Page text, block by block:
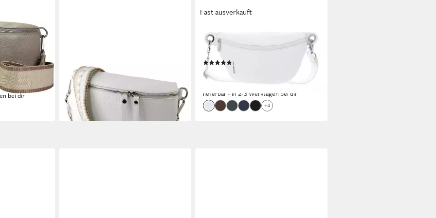
taupe,
bei dir
Damen Gürteltasche Echtes Leder,
weiß, mehrfarbig
68,79 € 78,45 €
-12%
lieferbar - in 2-3 Werktagen bei dir
Fast ausverkauft
Gürteltasche Bum Bag, aus echtem
Kalbsleder
(2)
127,50 € UVP
lieferbar - in 2-3 Werktagen bei dir
+4